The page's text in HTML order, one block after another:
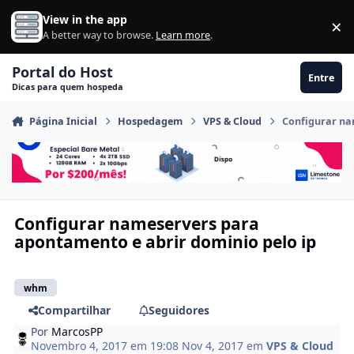
Ir para conteúdo
View in the app
A better way to browse. Learn more. ×
Portal do Host
Dicas para quem hospeda
Entre
Página Inicial Hospedagem VPS & Cloud Configurar
Configurar nameservers para
apontamento e abrir dominio pelo ip
whm
Compartilhar
Seguidores
Por MarcosPP
Novembro 4, 2017 em 19:08 Nov 4, 2017 emVPS & Cloud